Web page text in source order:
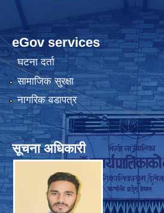
eGov services
घटना दर्ता
सामाजिक सुरक्षा
नागरिक वडापत्र
सूचना अधिकारी